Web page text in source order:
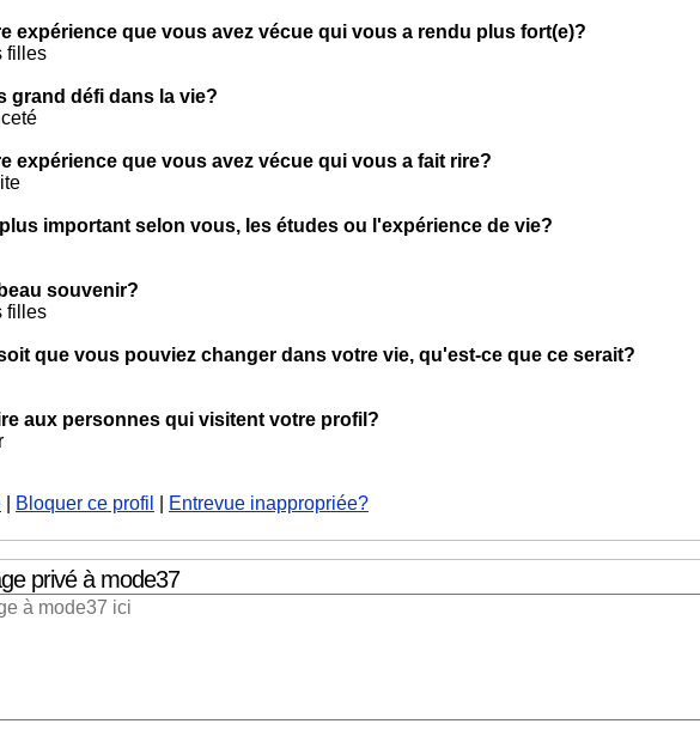
expérience que vous avez vécue qui vous a rendu plus fort(e)?
filles
grand défi dans la vie?
expérience que vous avez vécue qui vous a fait rire?
important selon vous, les études ou l'expérience de vie?
souvenir?
filles
que vous pouviez changer dans votre vie, qu'est-ce que ce serait?
aux personnes qui visitent votre profil?
Bloquer ce profil Entrevue inappropriée?
privéà mode37